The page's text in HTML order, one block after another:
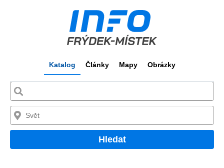
Katalog Články Mapy Obrázky
Hledat